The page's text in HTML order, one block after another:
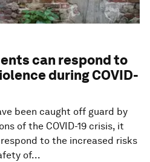
can respond to
during COVID-
been caught off guard by
of the COVID-19 crisis, it
to the increased risks
of...